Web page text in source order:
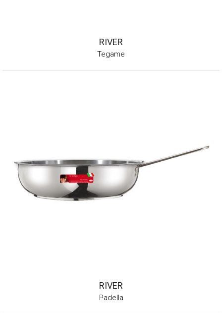
RIVER
Tegame
RIVER
Padella